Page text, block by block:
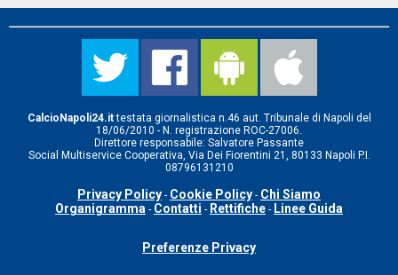
CalcioNapoli24.ittestata giornalistica n.46 aut. Tribunale di Napoli del
18/06/2010 - N. registrazione ROC-27006.
Direttore responsabile: Salvatore Passante
Social Multiservice Cooperativa, Via Dei Fiorentini 21, 80133 Napoli P.I.
08796131210
Privacy Policy - Cookie Policy - Chi Siamo
Organigramma - Contatti - Rettifiche - Linee Guida
Preferenze Privacy